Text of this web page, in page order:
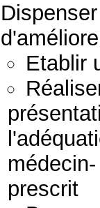
Etablir
prescrit